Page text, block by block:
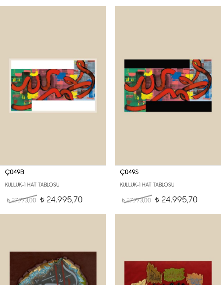
Ç049B
KULLUK-1 HAT TABLOSU
t27.773,00 t 24.995,70
Ç049S
KULLUK-1 HAT TABLOSU
t27.773,00 t24.995,70